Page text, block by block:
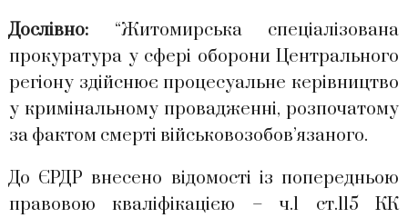
Дослівно: “Житомирська спеціалізована
прокуратура у сфері оборони Центрального
регіону здійснює процесуальне керівництво
у кримінальному провадженні, розпочатому
за фактом смерті військовозобов’язаного.
До ЄРДР внесено відомості із попередньою
правовою кваліфікацією – ч.1 ст.115 КК